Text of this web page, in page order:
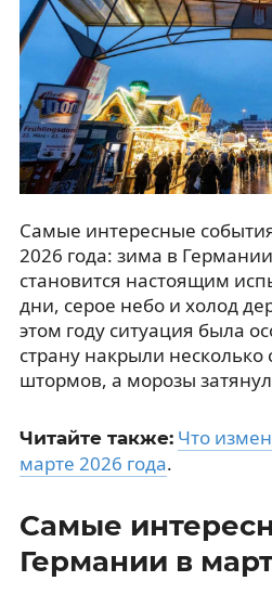
Самые интересные
2026 года: зима в
становится настоящим
дни, серое небо и холод
этом году ситуация была
страну накрыли
штормов, а морозы
Читайте также: Что
марте 2026 года.
Самые
Германии в